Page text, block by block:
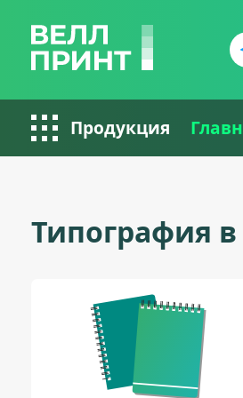
Продукция
Типография